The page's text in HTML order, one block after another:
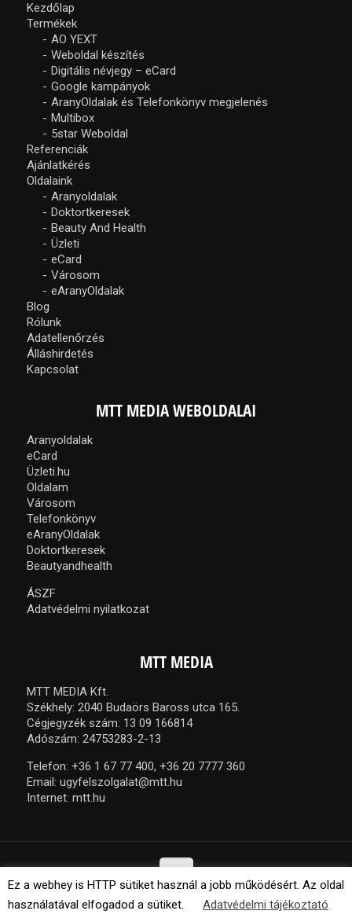
Kezdőlap
Termékek
AO YEXT
Weboldal készítés
Digitális névjegy – eCard
Google kampányok
AranyOldalak és Telefonkönyv megjelenés
Multibox
5star Weboldal
Referenciák
Ajánlatkérés
Oldalaink
Aranyoldalak
Doktortkeresek
Beauty And Health
Üzleti
eCard
Városom
eAranyOldalak
Blog
Rólunk
Adatellenőrzés
Álláshirdetés
Kapcsolat
MTT MEDIA WEBOLDALAI
Aranyoldalak
eCard
Üzleti.hu
Oldalam
Városom
Telefonkönyv
eAranyOldalak
Doktortkeresek
Beautyandhealth
ÁSZF
Adatvédelmi nyilatkozat
MTT MEDIA
MTT MEDIA Kft.
Székhely: 2040 Budaörs Baross utca 165.
Cégjegyzék szám: 13 09 166814
Adószám: 24753283-2-13
Telefon: +36 1 67 77 400, +36 20 7777 360
Email: ugyfelszolgalat@mtt.hu
Internet: mtt.hu
© 2021 MTT Media Kft. Minden jog fenntartva.
Ez a webhey is HTTP sütiket használ a jobb működésért. Az oldal
használatával elfogadod a sütiket.
Adatvédelmi tájékoztató